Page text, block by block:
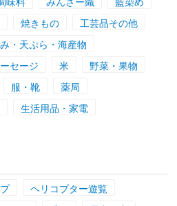
焼きもの
工芸品その他
・天ぷら・海産物
セージ 米
野菜・果物
服・靴
薬局
生活用品・家電
ヘリコプター遊覧